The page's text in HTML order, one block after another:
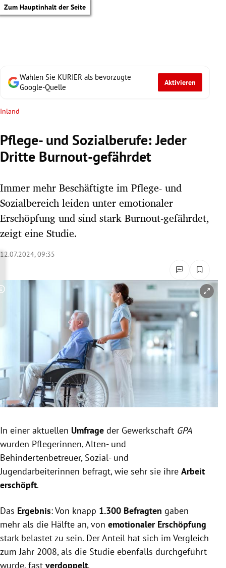
Zum Hauptinhalt der Seite
Untermenü
Untermenü
Untermenü
Untermenü
Untermenü
Untermenü
Untermenü
Untermenü
Untermenü
Wählen Sie KURIER als bevorzugte
Google-Quelle
Aktivieren
Inland
Pflege- und Sozialberufe: Jeder
Dritte Burnout-gefährdet
Immer mehr Beschäftigte im Pflege- und
Sozialbereich leiden unter emotionaler
Erschöpfung und sind stark Burnout-gefährdet,
zeigt eine Studie.
12.07.2024, 09:35
Copyright-Hinweis öffnen/schließen
In einer aktuellen Umfrage der Gewerkschaft GPA
wurden Pflegerinnen, Alten- und
Behindertenbetreuer, Sozial- und
Jugendarbeiterinnen befragt, wie sehr sie ihre Arbeit
erschöpft.
Das Ergebnis: Von knapp 1.300 Befragten gaben
mehr als die Hälfte an,von emotionaler Erschöpfung
stark belastet zu sein. Der Anteil hat sich im Vergleich
zum Jahr 2008, als die Studie ebenfalls durchgeführt
wurde, fast verdoppelt.